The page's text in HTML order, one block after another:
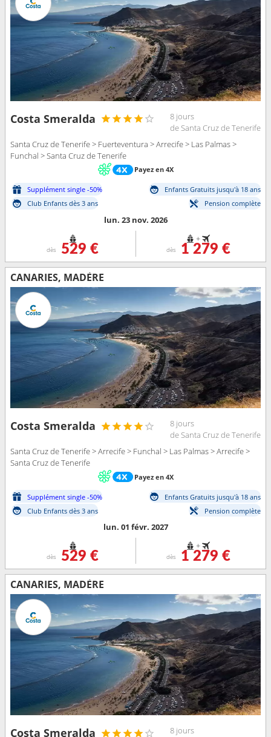
Costa Smeralda
8 jours
de Santa Cruz de Tenerife
Santa Cruz de Tenerife > Fuerteventura > Arrecife > Las Palmas >
Funchal > Santa Cruz de Tenerife
Payez en 4X
Supplément single -50%
Enfants Gratuits jusqu'à 18 ans
Club Enfants dès 3 ans
Pension complète
lun. 23 nov. 2026
dès 529 €
+
dès 1 279 €
CANARIES, MADÈRE
Costa Smeralda
8 jours
de Santa Cruz de Tenerife
Santa Cruz de Tenerife > Arrecife > Funchal > Las Palmas > Arrecife >
Santa Cruz de Tenerife
Payez en 4X
Supplément single -50%
Enfants Gratuits jusqu'à 18 ans
Club Enfants dès 3 ans
Pension complète
lun. 01 févr. 2027
dès 529 €
+
dès 1 279 €
CANARIES, MADÈRE
Costa Smeralda
8 jours